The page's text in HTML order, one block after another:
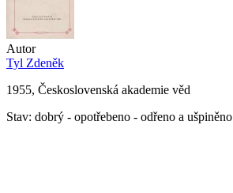
Autor
Tyl Zdeněk
1955, Československá akademie věd
Stav: dobrý - opotřebeno - odřeno a ušpiněno